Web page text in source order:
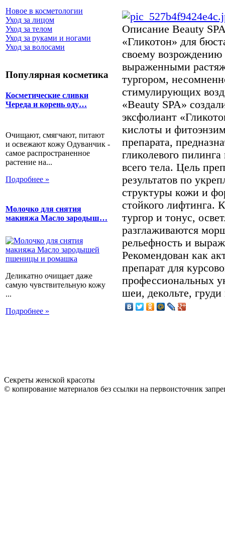
Новое в косметологии
Уход за лицом
Уход за телом
Уход за руками и ногами
Уход за волосами
Популярная косметика
Косметические сливки
Череда и корень оду…
Очищают, смягчают, питают
и освежают кожу Одуванчик -
самое распространенное
растение на...
Подробнее »
Молочко для снятия
макияжа Масло зародыш…
Деликатно очищает даже
самую чувствительную кожу
...
Подробнее »
Описание Beauty
«Гликотон» для
своему возрождению
выраженными
тургором,
стимулирующих
«Beauty SPA»
эксфолиант
кислоты и
препарата,
гликолевого
всего тела. Цель
результатов по
структуры кожи и
стойкого лифтинга.
тургор и тонус,
разглаживаются
рельефность и
Рекомендован как
препарат для
профессиональных
шеи, декольте, груди
Секреты женской красоты
© копирование материалов без ссылки на первоисточник